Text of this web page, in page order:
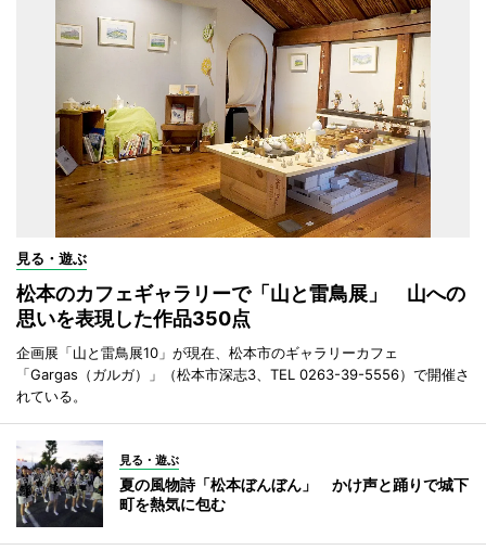
見る・遊ぶ
松本のカフェギャラリーで「山と雷鳥展」 山への
思いを表現した作品350点
企画展「山と雷鳥展10」が現在、松本市のギャラリーカフェ
「Gargas（ガルガ）」（松本市深志3、TEL 0263-39-5556）で開催さ
れている。
見る・遊ぶ
夏の風物詩「松本ぼんぼん」 かけ声と踊りで城下
町を熱気に包む